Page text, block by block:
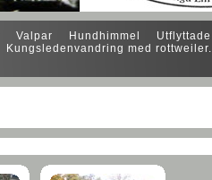
Valpar Hundhimmel
Utflyttade
Kungsledenvandring med rottweiler.